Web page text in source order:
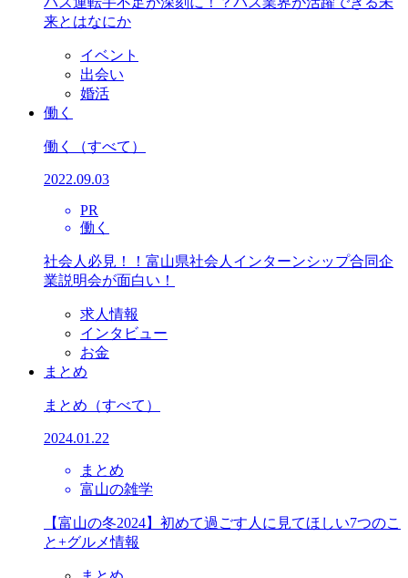
来とはなにか
イベント
出会い
婚活
働く
働く （すべて）
2022.09.03
PR
働く
社会人必見！！富山県社会人インターンシップ合同企
業説明会が面白い！
求人情報
インタビュー
お金
まとめ
まとめ （すべて）
2024.01.22
まとめ
富山の雑学
【富山の冬2024】初めて過ごす人に見てほしい7つのこ
と+グルメ情報